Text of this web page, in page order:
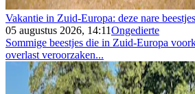
Vakantie in Zuid-Europa: deze nare
05 augustus 2026, 14:11Ongedierte
Sommige beestjes die in Zuid-Europa
overlast veroorzaken...